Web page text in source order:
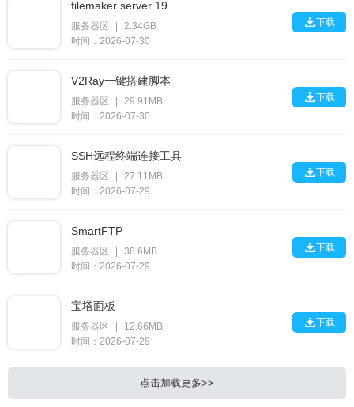
filemaker server 19
服务器区
2.34GB
时间：2026-07-30
下载
V2Ray一键搭建脚本
服务器区
29.91MB
时间：2026-07-30
下载
SSH远程终端连接工具
服务器区
27.11MB
时间：2026-07-29
下载
SmartFTP
服务器区
38.6MB
时间：2026-07-29
下载
宝塔面板
服务器区
12.66MB
时间：2026-07-29
下载
点击加载更多>>